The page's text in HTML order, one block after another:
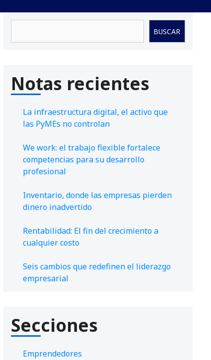
BUSCAR
Notas recientes
La infraestructura digital, el activo que
las PyMEs no controlan
We work: el trabajo flexible fortalece
competencias para su desarrollo
profesional
Inventario, donde las empresas pierden
dinero inadvertido
Rentabilidad: El fin del crecimiento a
cualquier costo
Seis cambios que redefinen el liderazgo
empresarial
Secciones
Emprendedores